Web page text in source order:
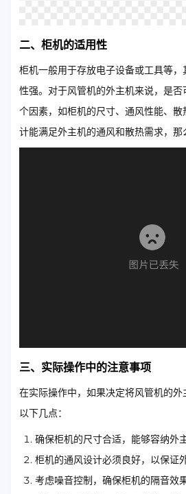
二、柜机的适用性
柜机一般用于存放电子设备或工具等
性强。对于风管机的外主机来说，是
个因素，如柜机的尺寸、通风性能、
计能满足外主机的通风和散热需求，那
三、实际操作中的注意事项
在实际操作中，如果决定将风管机的
以下几点：
确保柜机的尺寸合适，能够容纳外
柜机的通风设计必须良好，以保证
考虑噪音控制，确保柜机的隔音效